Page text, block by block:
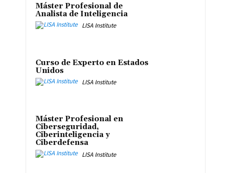
Máster Profesional de
Analista de Inteligencia
LISA Institute
Curso de Experto en Estados
Unidos
LISA Institute
Máster Profesional en
Ciberseguridad,
Ciberinteligencia y
Ciberdefensa
LISA Institute